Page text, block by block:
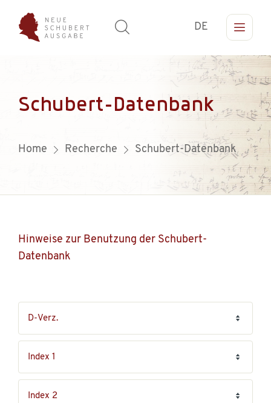
DE
Schubert-Datenbank
Home Recherche Schubert-Datenbank
Hinweise zur Benutzung der Schubert-
Datenbank